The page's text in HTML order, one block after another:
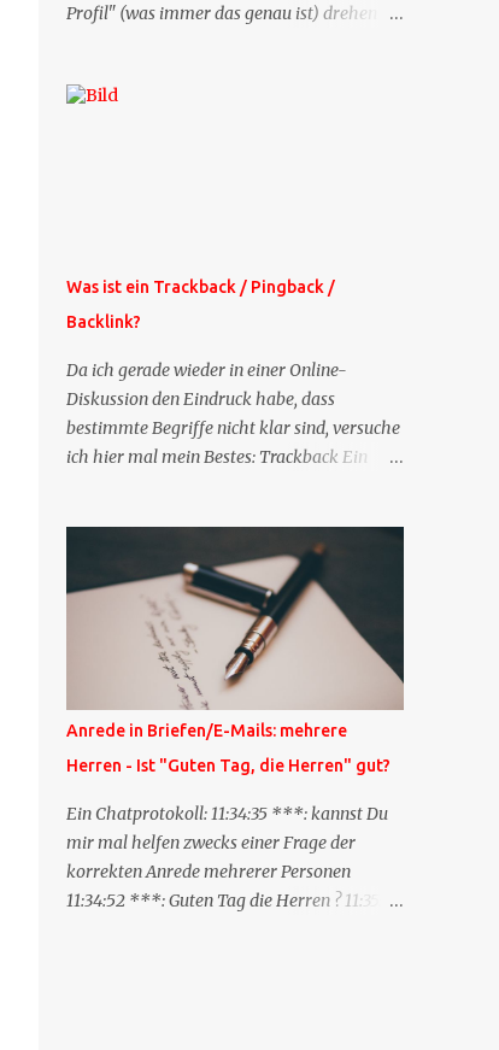
Profil" (was immer das genau ist) drehen
es jetzt die Profil-Fragen zu XING als eigene
Weitere Mailangebote dieser Art sehen Sie
auf meiner XING-Seite oder hier oben rechts
im Blog. Die Profilfragen werde ich
mittelfristig aus der normalen XING-Tipp-
Mail entfernen, da ich sie so nur an einer
Stelle pflegen muss.
Was ist ein Trackback / Pingback /
Backlink?
Da ich gerade wieder in einer Online-
Diskussion den Eindruck habe, dass
bestimmte Begriffe nicht klar sind, versuche
ich hier mal mein Bestes: Trackback Ein
besagt: "Lieber Blogeintrag, ich habe einen
Kommentar zu dir geschrieben, aber nicht
bei dir in den Kommentaren sondern in
meinem Blog. Bitte vermerke das doch,
damit deine Leser auch mal vorbeischauen,
was ich zu deinem Inhalt zu sagen hatte."
Diese Nachrichtenfunktion wird
'angestoßen' in dem 'mein' Blog an die
'TrackbackURL' des Anderen einen 'Ping'
schickt, d.h. ein paar Parameter übergibt
(URL meines Eintrags, Kurzzitat meines
Beitrags). Praktisch muss man nichts
Anderes tun, als die TrackbackURL beim
Anrede in Briefen/E-Mails: mehrere
Herren - Ist "Guten Tag, die Herren" gut?
Ein Chatprotokoll: 11:34:35 ***: kannst Du
mir mal helfen zwecks einer Frage der
korrekten Anrede mehrerer Personen
11:34:52 ***: Guten Tag die Herren ? 11:35:07